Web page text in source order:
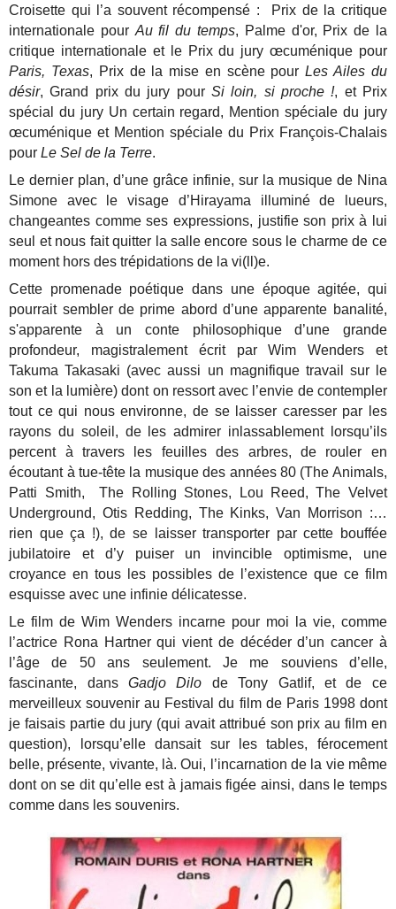
Croisette qui l’a souvent récompensé : Prix de la critique
internationale pour Au fil du temps, Palme d'or, Prix de la
critique internationale et le Prix du jury œcuménique pour
Paris, Texas, Prix de la mise en scène pourLes Ailes du
désir, Grand prix du jury pour Si loin, si proche !, et Prix
spécial du jury Un certain regard, Mention spéciale du jury
œcuménique et Mention spéciale du Prix François-Chalais
pourLe Sel de la Terre.
Le dernier plan, d’une grâce infinie, sur la musique de Nina
Simone avec le visage d’Hirayama illuminé de lueurs,
changeantes comme ses expressions, justifie son prix à lui
seul et nous fait quitter la salle encore sous le charme de ce
moment hors des trépidations de la vi(ll)e.
Cette promenade poétique dans une époque agitée, qui
pourrait sembler de prime abord d’une apparente banalité,
s'apparente à un conte philosophique d’une grande
profondeur, magistralement écrit par Wim Wenders et
Takuma Takasaki (avec aussi un magnifique travail sur le
son et la lumière) dont on ressort avec l’envie de contempler
tout ce qui nous environne, de se laisser caresser par les
rayons du soleil, de les admirer inlassablement lorsqu’ils
percent à travers les feuilles des arbres, de rouler en
écoutant à tue-tête la musique des années 80 (The Animals,
Patti Smith, The Rolling Stones, Lou Reed, The Velvet
Underground, Otis Redding, The Kinks, Van Morrison :…
rien que ça !), de se laisser transporter par cette bouffée
jubilatoire et d’y puiser un invincible optimisme, une
croyance en tous les possibles de l’existence que ce film
esquisse avec une infinie délicatesse.
Le film de Wim Wenders incarne pour moi la vie, comme
l’actrice Rona Hartner qui vient de décéder d’un cancer à
l’âge de 50 ans seulement. Je me souviens d’elle,
fascinante, dans Gadjo Dilo de Tony Gatlif, et de ce
merveilleux souvenir au Festival du film de Paris 1998 dont
je faisais partie du jury (qui avait attribué son prix au film en
question), lorsqu’elle dansait sur les tables, férocement
belle, présente, vivante, là. Oui, l’incarnation de la vie même
dont on se dit qu’elle est à jamais figée ainsi, dans le temps
comme dans les souvenirs.